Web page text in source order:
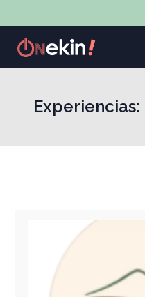
Experiencias: